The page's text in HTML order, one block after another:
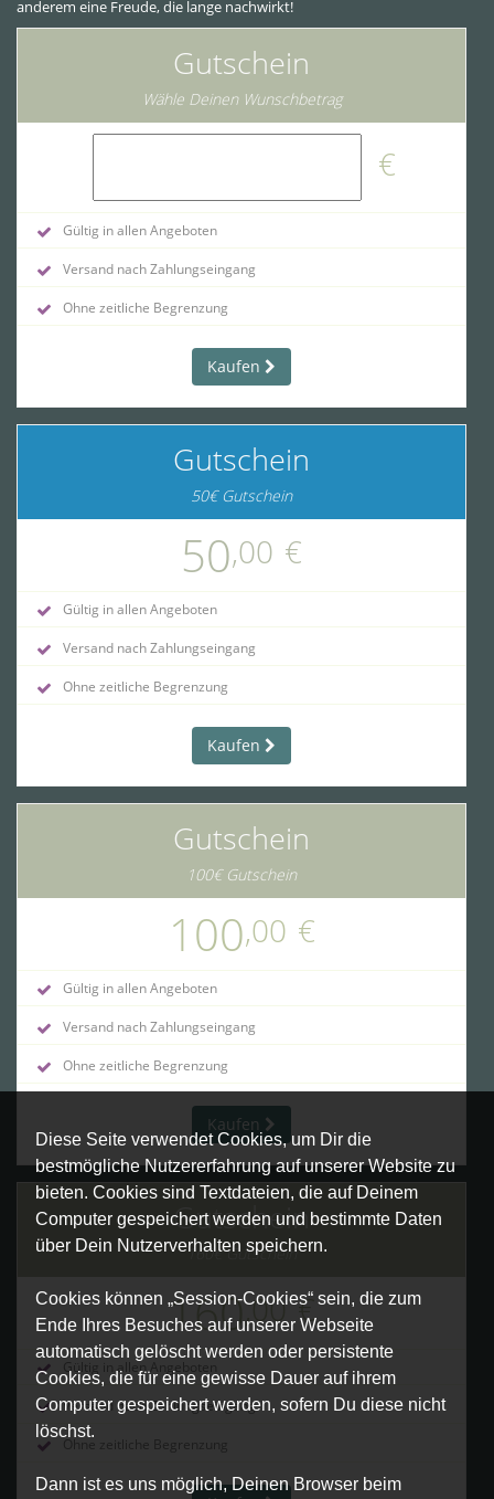
Diese Seite verwendet Cookies, um Dir die
bestmögliche Nutzererfahrung auf unserer Website zu
bieten. Cookies sind Textdateien, die auf Deinem
Computer gespeichert werden und bestimmte Daten
über Dein Nutzerverhalten speichern.
Cookies können „Session-Cookies“ sein, die zum
Ende Ihres Besuches auf unserer Webseite
automatisch gelöscht werden oder persistente
Cookies, die für eine gewisse Dauer auf ihrem
Computer gespeichert werden, sofern Du diese nicht
löschst.
Dann ist es uns möglich, Deinen Browser beim
anderem eine Freude, die lange nachwirkt!
Gutschein
Wähle Deinen Wunschbetrag
€
Gültig in allen Angeboten
Versand nach Zahlungseingang
Ohne zeitliche Begrenzung
Kaufen
Gutschein
50€ Gutschein
50,00 €
Gültig in allen Angeboten
Versand nach Zahlungseingang
Ohne zeitliche Begrenzung
Kaufen
Gutschein
100€ Gutschein
100,00 €
Gültig in allen Angeboten
Versand nach Zahlungseingang
Ohne zeitliche Begrenzung
Kaufen
Gutschein
160€ Gutschein
160,00 €
Gültig in allen Angeboten
Versand nach Zahlungseingang
Ohne zeitliche Begrenzung